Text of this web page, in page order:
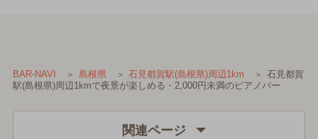
BAR-NAVI 島根県 石見都賀駅(島根県)周辺1km
石見都賀
駅(島根県)周辺1kmで夜景が楽しめる・2,000円未満のピアノバー
関連ページ